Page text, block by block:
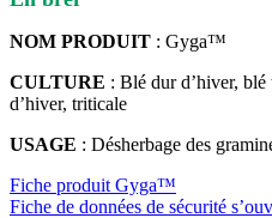
NOM PRODUIT : Gyga™
CULTURE : Blé dur d’hiver, blé
d’hiver, triticale
USAGE : Désherbage des
Fiche produit Gyga™
Fiche de données de sécurité